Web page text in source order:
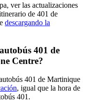
ver las actualizaciones
de 401 de
descargando la
401 de
Centre?
401 de Martinique
, igual que la hora de
401.